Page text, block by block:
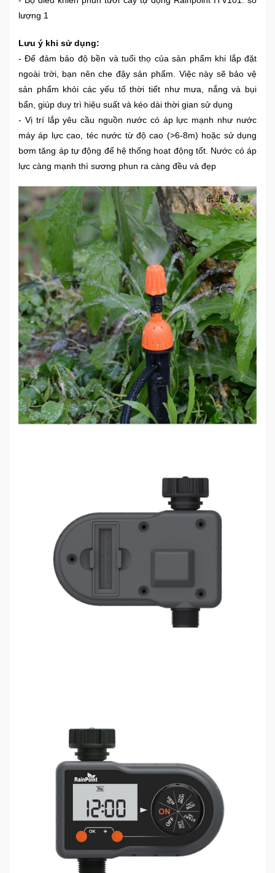
lượng 1
Lưu ý khi sử dụng:
- Để đảm bảo độ bền và tuổi thọ của sản phẩm khi lắp đặt
ngoài trời, bạn nên che đậy sản phẩm. Việc này sẽ bảo vệ
sản phẩm khỏi các yếu tố thời tiết như mưa, nắng và bụi
bẩn, giúp duy trì hiệu suất và kéo dài thời gian sử dụng
- Vị trí lắp yêu cầu nguồn nước có áp lực mạnh như nước
máy áp lực cao, téc nước từ độ cao (>6-8m) hoặc sử dụng
bơm tăng áp tự động để hệ thống hoạt động tốt. Nước có áp
lực càng mạnh thì sương phun ra càng đều và đẹp